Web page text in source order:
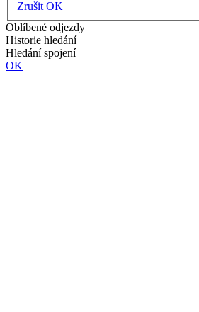
Zrušit OK
Oblíbené odjezdy
Historie hledání
Hledání spojení
OK